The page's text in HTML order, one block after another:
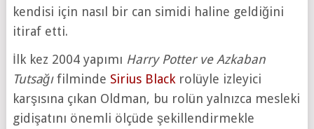
kendisi için nasıl bir can simidi haline geldiğini
itiraf etti.
İlk kez 2004 yapımı Harry Potter ve Azkaban
Tutsağıfilminde Sirius Blackrolüyle izleyici
karşısına çıkan Oldman, bu rolün yalnızca mesleki
gidişatını önemli ölçüde şekillendirmekle